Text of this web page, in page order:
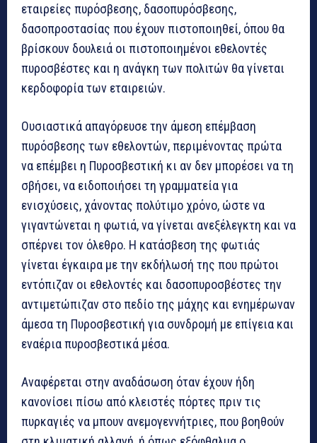
εταιρείες πυρόσβεσης, δασοπυρόσβεσης,
δασοπροστασίας που έχουν πιστοποιηθεί, όπου θα
βρίσκουν δουλειά οι πιστοποιημένοι εθελοντές
πυροσβέστες και η ανάγκη των πολιτών θα γίνεται
κερδοφορία των εταιρειών.
Ουσιαστικά απαγόρευσε την άμεση επέμβαση
πυρόσβεσης των εθελοντών, περιμένοντας πρώτα
να επέμβει η Πυροσβεστική κι αν δεν μπορέσει να τη
σβήσει, να ειδοποιήσει τη γραμματεία για
ενισχύσεις, χάνοντας πολύτιμο χρόνο, ώστε να
γιγαντώνεται η φωτιά, να γίνεται ανεξέλεγκτη και να
σπέρνει τον όλεθρο. Η κατάσβεση της φωτιάς
γίνεται έγκαιρα με την εκδήλωσή της που πρώτοι
εντόπιζαν οι εθελοντές και δασοπυροσβέστες την
αντιμετώπιζαν στο πεδίο της μάχης και ενημέρωναν
άμεσα τη Πυροσβεστική για συνδρομή με επίγεια και
εναέρια πυροσβεστικά μέσα.
Αναφέρεται στην αναδάσωση όταν έχουν ήδη
κανονίσει πίσω από κλειστές πόρτες πριν τις
πυρκαγιές να μπουν ανεμογεννήτριες, που βοηθούν